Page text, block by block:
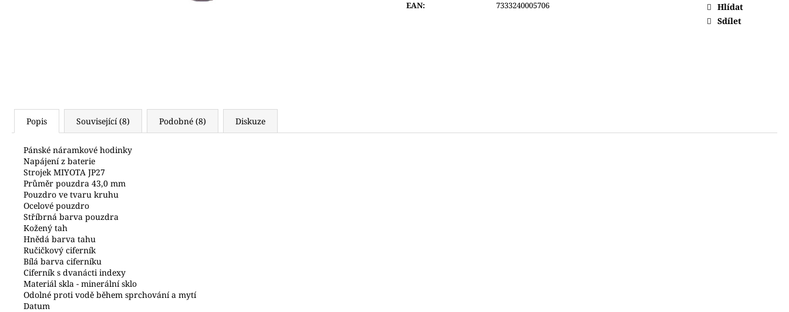
EAN: 7333240005706
Hlídat
Sdílet
Popis Související (8) Podobné (8) Diskuze
Pánské náramkové hodinky
Napájení z baterie
Strojek MIYOTA JP27
Průměr pouzdra 43,0 mm
Pouzdro ve tvaru kruhu
Ocelové pouzdro
Stříbrná barva pouzdra
Kožený tah
Hnědá barva tahu
Ručičkový ciferník
Bílá barva ciferníku
Ciferník s dvanácti indexy
Materiál skla - minerální sklo
Odolné proti vodě během sprchování a mytí
Datum